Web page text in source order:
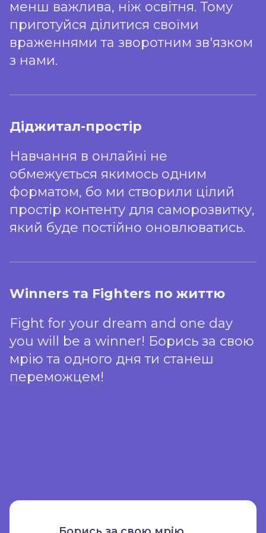
менш важлива, ніж освітня. Тому
приготуйся ділитися своїми
враженнями та зворотним зв'язком
з нами.
Діджитал-простір
Навчання в онлайні не
обмежується якимось одним
форматом, бо ми створили цілий
простір контенту для саморозвитку,
який буде постійно оновлюватись.
Winners та Fighters по життю
Fight for your dream and one day
you will be a winner! Борись за свою
мрію та одного дня ти станеш
переможцем!
буде складати умовний 1%.
про проєкт та Impactum?
Слідкуй за сторінками
Klitschko Foundation у
FacebookтаInstagram. Не
забувай просайт фондута
підписуйся на Telegram-канал
Чи отримають
учасники сертифікат
про участь у проєкті?
частину проєкту на
отримають онлайн-
сертифікат. Його вони
зможуть завантажити у
своєму особистому
Ті учасники, які успішно
частину, а також успішно
реалізують локальний
проєкт, отримають разом
зі спортивним інвентарем
також другий друкований